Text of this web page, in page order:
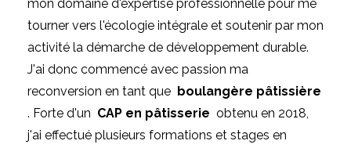
mon domaine d'expertise professionnelle pour me
tourner vers l'écologie intégrale et soutenir par mon
activité la démarche de développement durable.
J'ai donc commencé avec passion ma
reconversion en tant que boulangère pâtissière
. Forte d'un CAP en pâtisserie obtenu en 2018,
j'ai effectué plusieurs formations et stages en